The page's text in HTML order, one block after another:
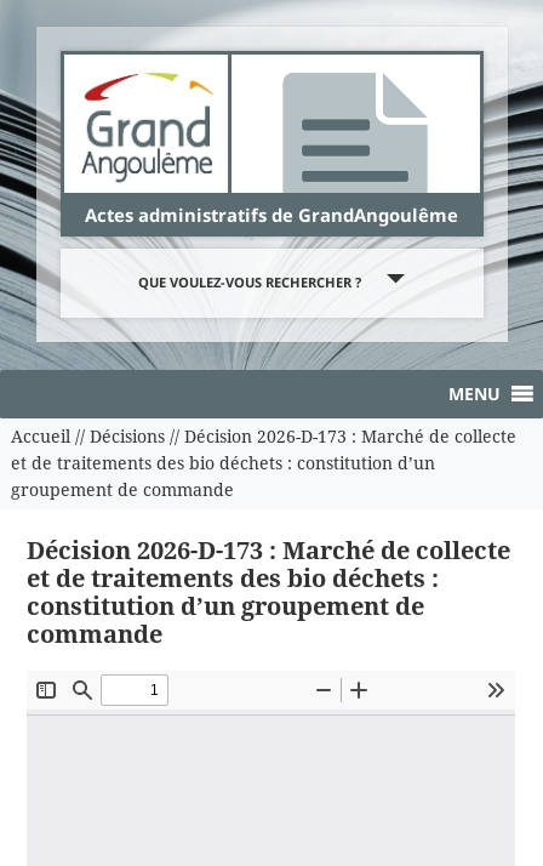
Actes administratifs de GrandAngoulême
QUE VOULEZ-VOUS RECHERCHER ?
MENU
Accueil// Décisions// Décision 2026-D-173 : Marché de collecte
et de traitements des bio déchets : constitution d’un
groupement de commande
Décision 2026-D-173 : Marché de collecte
et de traitements des bio déchets :
constitution d’un groupement de
commande
Panneau de gestion des cookies